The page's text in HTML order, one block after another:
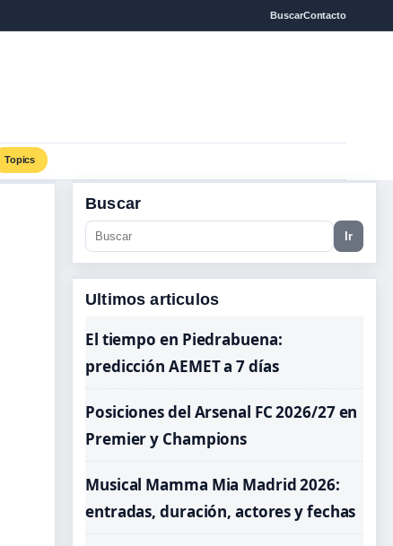
BuscarContacto
Topics
Buscar
Ir
Ultimos articulos
El tiempo en Piedrabuena:
predicción AEMET a 7 días
Posiciones del Arsenal FC 2026/27 en
Premier y Champions
Musical Mamma Mia Madrid 2026:
entradas, duración, actores y fechas